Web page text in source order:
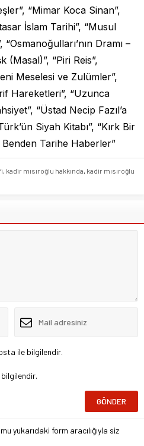
“Mimar Koca Sinan”,
İslam Tarihi”, “Musul
Dramı –
(Masal)”, “Piri Reis”,
Meselesi ve Zulümler”,
Hareketleri”, “Uzunca
“Üstad Necip Fazıl’a
Siyah Kitabı”, “Kırk Bir
Tarihe Haberler”
kadir mısıroğlu hakkında kadir mısıroğlu
ile bilgilendir.
yukarıdaki form aracılığıyla siz